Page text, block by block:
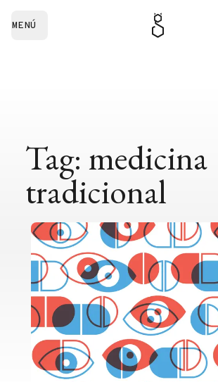
MENÚ
Tag: medicina
tradicional